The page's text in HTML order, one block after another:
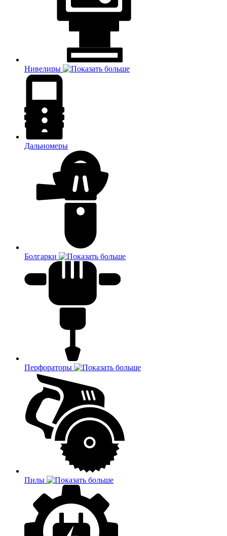
Нивелиры
Дальномеры
Болгарки
Перфораторы
Пилы